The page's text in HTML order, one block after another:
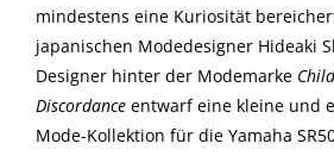
mindestens eine Kuriosität
japanischen Modedesigner Hideaki
Designer hinter der Modemarke
Discordance entwarf eine kleine und
Mode-Kollektion für die Yamaha